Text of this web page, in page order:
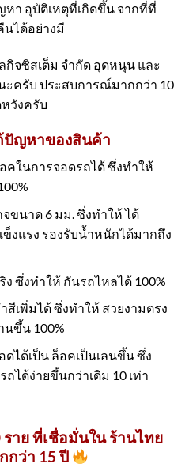
า อุบัติเหตุที่เกิดขึ้น จากที่ที่
นได้อย่างมี
จซิสเต็ม จำกัด อุดหนุน และ
ะครับ ประสบการณ์มากกว่า 10
วังครับ
ปัญหาของสินค้า
ในการจอดรถได้ ซึ่งทำให้
ขนาด 6 มม. ซึ่งทำให้ ได้
งแรง รองรับน้ำหนักได้มากถึง
ซึ่งทำให้ กันรถไหลได้ 100%
เพิ่มได้ ซึ่งทำให้ สวยงามตรง
นขึ้น 100%
ได้เป็น ล็อคเป็นเลนขึ้น ซึ่ง
ได้ง่ายขึ้นกว่าเดิม 10 เท่า
าย ที่เชื่อมั่นใน ร้านไทย
กว่า 15 ปี